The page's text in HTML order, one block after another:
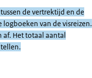
de vertrektijd en de
van de visreizen.
af. Het totaal aantal